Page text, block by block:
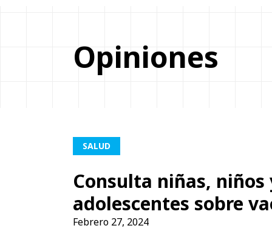
Opiniones
SALUD
Consulta niñas, niños
adolescentes sobre
Febrero 27, 2024